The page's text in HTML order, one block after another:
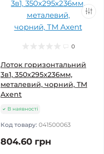
0
Лоток горизонтальний
3в1, 350x295x236мм,
металевий, чорний, TM
Axent
В наявності
Код товару: 041500063
804.60 грн